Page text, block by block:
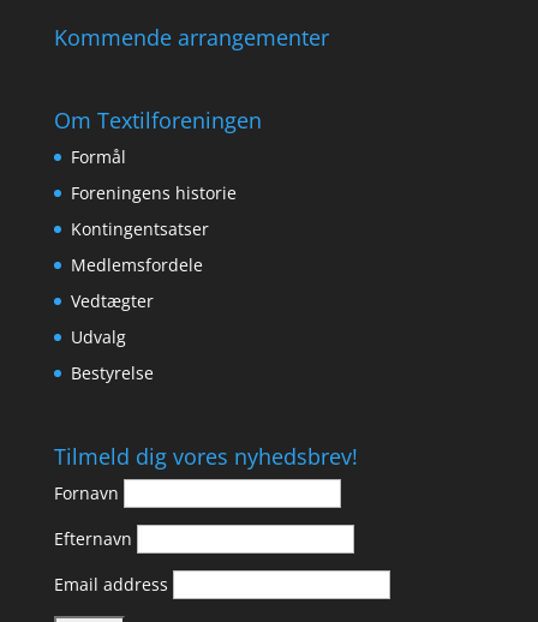
Kommende arrangementer
Om Textilforeningen
Formål
Foreningens historie
Kontingentsatser
Medlemsfordele
Vedtægter
Udvalg
Bestyrelse
Tilmeld dig vores nyhedsbrev!
Fornavn
Efternavn
Email address